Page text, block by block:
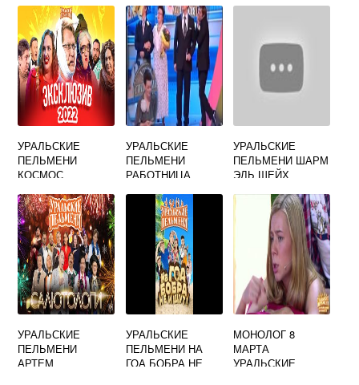
УРАЛЬСКИЕ
ПЕЛЬМЕНИ
КОСМОС
УРАЛЬСКИЕ
ПЕЛЬМЕНИ
РАБОТНИЦА
УРАЛЬСКИЕ
ПЕЛЬМЕНИ ШАРМ
ЭЛЬ ШЕЙХ
УРАЛЬСКИЕ
ПЕЛЬМЕНИ
АРТЕМ
УРАЛЬСКИЕ
ПЕЛЬМЕНИ НА
ГОА БОБРА НЕ
МОНОЛОГ 8
МАРТА
УРАЛЬСКИЕ